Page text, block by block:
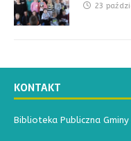
23
KONTAKT
Biblioteka Publiczna